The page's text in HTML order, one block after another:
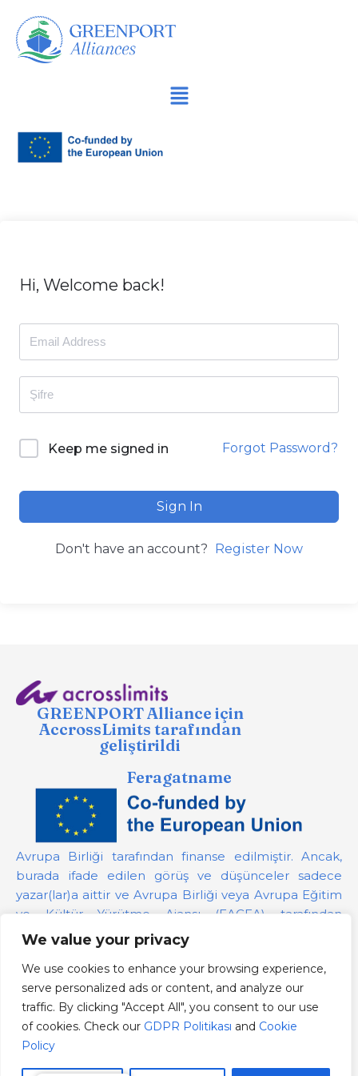
We value your privacy
We use cookies to enhance your browsing experience,
serve personalized ads or content, and analyze our
traffic. By clicking "Accept All", you consent to our use
of cookies. Check our GDPR Politikası and Cookie
Policy
İçeriğe
geç
Hi, Welcome back!
Keep me signed in Forgot Password?
Sign In
Don't have an account? Register Now
GREENPORT Alliance için
AccrossLimits tarafından
geliştirildi
Feragatname
Avrupa Birliği tarafından finanse edilmiştir. Ancak,
burada ifade edilen görüş ve düşünceler sadece
yazar(lar)a aittir ve Avrupa Birliği veya Avrupa Eğitim
ve Kültür Yürütme Ajansı (EACEA) tarafından
desteklenmeyebilir. Avrupa Birliği veya bağış
sağlayan yetkili bu görüşlerden sorumlu tutulamaz.
Proje Numarası: 101139879
GDPR Politikası
Cookie Policy